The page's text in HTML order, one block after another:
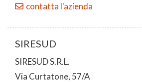
contatta l'azienda
SIRESUD
SIRESUD S.R.L.
Via Curtatone, 57/A